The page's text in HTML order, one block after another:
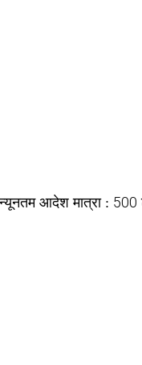
न्यूनतम आदेश मात्रा : 500